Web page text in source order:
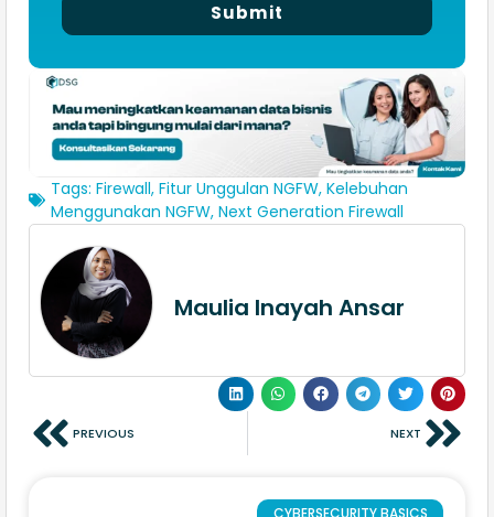
Submit
Tags: Firewall, Fitur Unggulan NGFW, Kelebuhan
Menggunakan NGFW, Next Generation Firewall
Maulia Inayah Ansar
PREVIOUS NEXT